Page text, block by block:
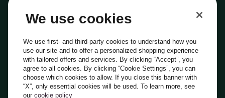
Everli Shoppers
Scopri chi siamo
Domande frequenti
Lavora con noi
Diventa Shopper
Investitori
PrivacyCookiePreferenze Cookie
Termini e Condizioni
We use cookies
We use first- and third-party cookies to understand how you
use our site and to offer a personalized shopping experience
with tailored offers and services. By clicking “Accept”, you
agree to all cookies. By clicking “Cookie Settings”, you can
choose which cookies to allow. If you close this banner with
“X”, only essential cookies will be used. To learn more, see
our cookie policy